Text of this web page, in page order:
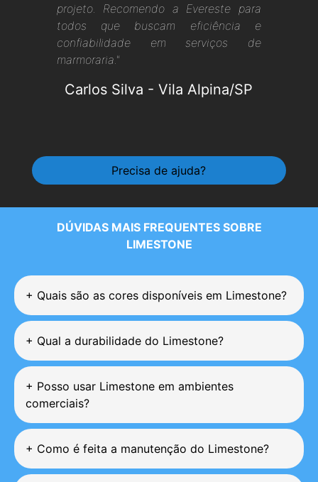
projeto. Recomendo a Evereste para
todos que buscam eficiência e
confiabilidade em serviços de
marmoraria."
Carlos Silva -Vila Alpina/SP
Precisa de ajuda?
DÚVIDAS MAIS FREQUENTES SOBRE
LIMESTONE
+ Quais são as cores disponíveis em Limestone?
+ Qual a durabilidade do Limestone?
+ Posso usar Limestone em ambientes
comerciais?
+ Como é feita a manutenção do Limestone?